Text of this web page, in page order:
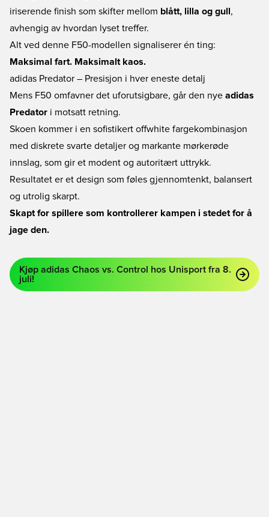
iriserende finish som skifter mellom blått, lilla og gull ,
avhengig av hvordan lyset treffer.
Alt ved denne F50-modellen signaliserer én ting:
Maksimal fart. Maksimalt kaos.
adidas Predator – Presisjon i hver eneste detalj
Mens F50 omfavner det uforutsigbare, går den nye adidas
Predator i motsatt retning.
Skoen kommer i en sofistikert offwhite fargekombinasjon
med diskrete svarte detaljer og markante mørkerøde
innslag, som gir et modent og autoritært uttrykk.
Resultatet er et design som føles gjennomtenkt, balansert
og utrolig skarpt.
Skapt for spillere som kontrollerer kampen i stedet for å
jage den.
Kjøp adidas Chaos vs. Control hos Unisport fra 8.
juli!